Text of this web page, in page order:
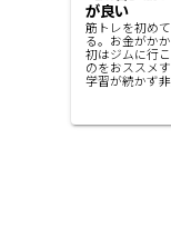
が良い
筋トレを初め
る。お金がか
初はジムに行
のをおススメ
学習が続かず